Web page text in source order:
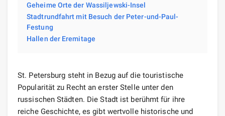
Geheime Orte der Wassiljewski-Insel
Stadtrundfahrt mit Besuch der Peter-und-Paul-
Festung
Hallen der Eremitage
St. Petersburg steht in Bezug auf die touristische
Popularität zu Recht an erster Stelle unter den
russischen Städten. Die Stadt ist berühmt für ihre
reiche Geschichte, es gibt wertvolle historische und